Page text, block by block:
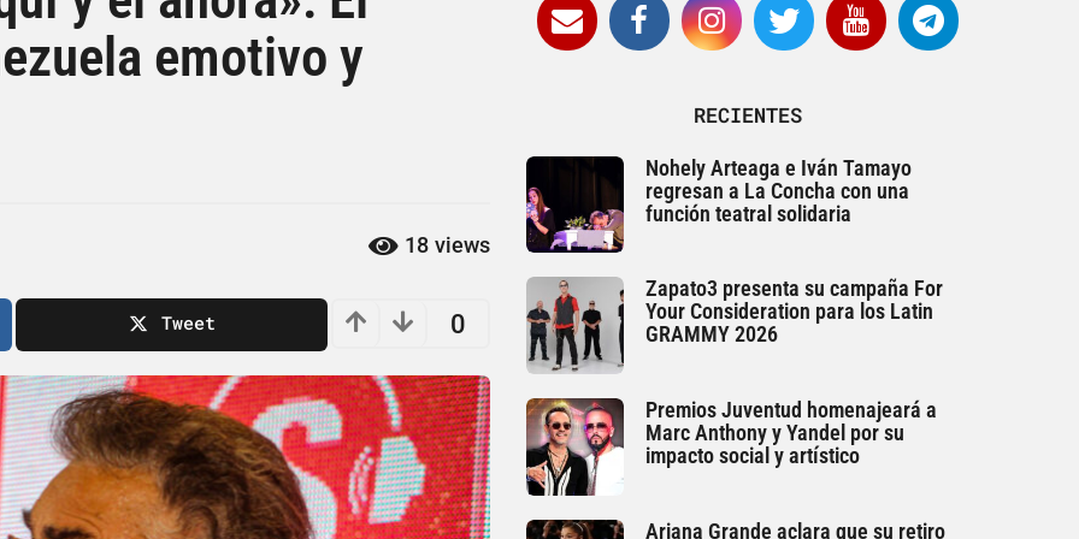
emotivo y
18 views
0
Tweet
RECIENTES
Nohely Arteaga e Iván Tamayo
regresan a La Concha con una
función teatral solidaria
Zapato3 presenta su campaña For
Your Consideration para los Latin
GRAMMY 2026
Premios Juventud homenajeará a
Marc Anthony y Yandel por su
impacto social y artístico
Ariana Grande aclara que su retiro